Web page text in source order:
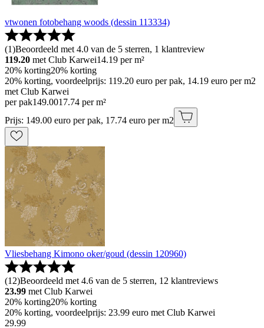
vtwonen fotobehang woods (dessin 113334)
(1)Beoordeeld met 4.0 van de 5 sterren, 1 klantreview
119.20 met Club Karwei14.19 per m²
20% korting20% korting
20% korting, voordeelprijs: 119.20 euro per pak, 14.19 euro per m2
met Club Karwei
per pak149.0017.74 per m²
Prijs: 149.00 euro per pak, 17.74 euro per m2
Vliesbehang Kimono oker/goud (dessin 120960)
(12)Beoordeeld met 4.6 van de 5 sterren, 12 klantreviews
23.99 met Club Karwei
20% korting20% korting
20% korting, voordeelprijs: 23.99 euro met Club Karwei
29.99